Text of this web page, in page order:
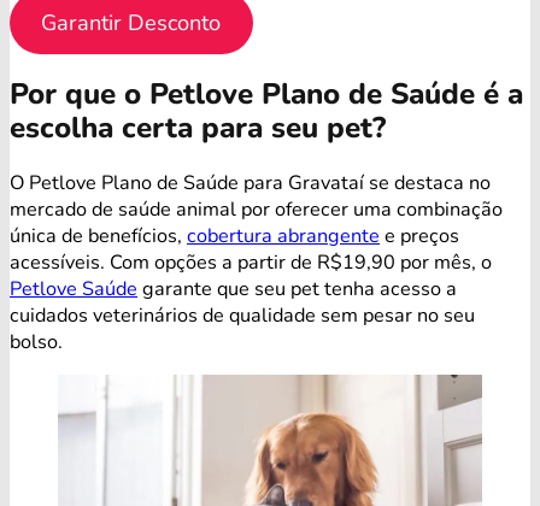
Garantir Desconto
Por que o Petlove Plano de Saúde é a
escolha certa para seu pet?
O Petlove Plano de Saúde para Gravataí se destaca no
mercado de saúde animal por oferecer uma combinação
única de benefícios, cobertura abrangente e preços
acessíveis. Com opções a partir de R$19,90 por mês, o
Petlove Saúde garante que seu pet tenha acesso a
cuidados veterinários de qualidade sem pesar no seu
bolso.